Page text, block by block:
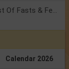
Weekly Horoscope 3 To 9 August, 2026: List Of Fasts & Festivals
Calendar 2026